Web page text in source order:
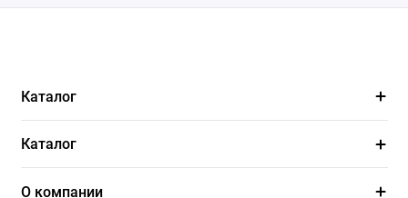
Каталог
Каталог
О компании